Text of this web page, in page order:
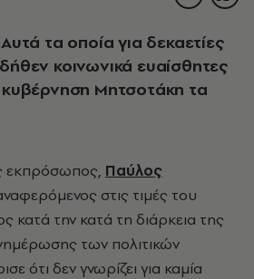
τα οποία για δεκαετίες
κοινωνικά ευαίσθητες
κυβέρνηση Μητσοτάκη τα
εκπρόσωπος, Παύλος
στις τιμές του
κατά την κατά τη διάρκεια της
των πολιτικών
ότι δεν γνωρίζει για καμία